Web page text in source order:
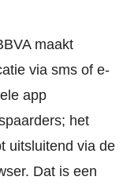
maakt
via sms of e-
app
het
uitsluitend via de
Dat is een